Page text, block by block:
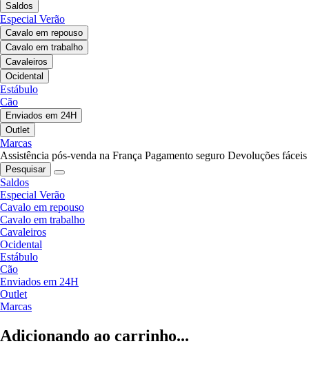
Saldos
Especial Verão
Cavalo em repouso
Cavalo em trabalho
Cavaleiros
Ocidental
Estábulo
Cão
Enviados em 24H
Outlet
Marcas
Assistência pós-venda na França Pagamento seguro Devoluções fáceis
Pesquisar
Saldos
Especial Verão
Cavalo em repouso
Cavalo em trabalho
Cavaleiros
Ocidental
Estábulo
Cão
Enviados em 24H
Outlet
Marcas
Adicionando ao carrinho...